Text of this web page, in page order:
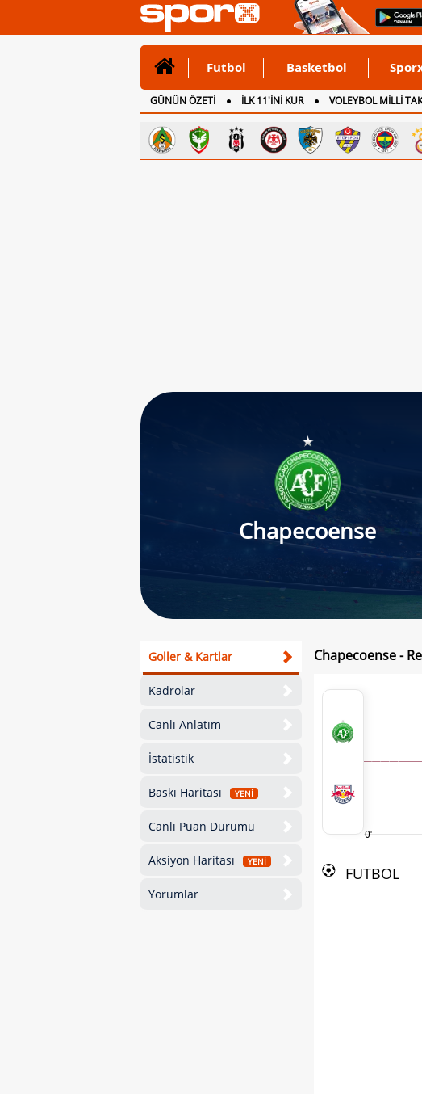
Futbol Basketbol
GÜNÜN ÖZETİ İLK 11'İNİ KUR VOLEYBOL MİLLİ
CANLI ANLATIM
İNGİLTERE
Chapecoense
Goller & Kartlar
Kadrolar
Canlı Anlatım
İstatistik
Baskı Haritası YENİ
Canlı Puan Durumu
Aksiyon Haritası YENİ
Yorumlar
Chapecoense -
0'
FUTBOL